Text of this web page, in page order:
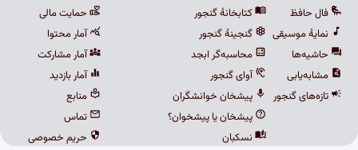
فال حافظ
نمایهٔ موسیقی
حاشیه‌ها
مشابه‌یابی
تازه‌های گنجور
کتابخانهٔ گنجور
گنجینهٔ گنجور
محاسبه‌گر ابجد
آوای گنجور
پیشخان خوانشگران
پیشخان یا پیشخوان؟
نسکبان
حمایت مالی
آمار محتوا
آمار مشارکت
آمار بازدید
منابع
تماس
حریم خصوصی